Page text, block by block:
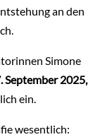
an den
Simone
September 2025,
ein.
wesentlich: